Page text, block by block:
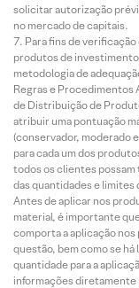
solicitar autorização
no mercado de capitais.
Para fins de
produtos de
metodologia de
Regras e Procedimentos
de Distribuição de
atribuir uma pontuação
(conservador, moderado
para cada um dos
todos os clientes
das quantidades e limites
Antes de aplicar nos
material, é importante
comporta a aplicação
questão, bem como se
quantidade para a
informações diretamente